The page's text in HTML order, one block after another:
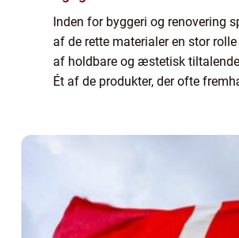
Inden for byggeri og renovering
af de rette materialer en stor
af holdbare og æstetisk
Ét af de produkter, der ofte